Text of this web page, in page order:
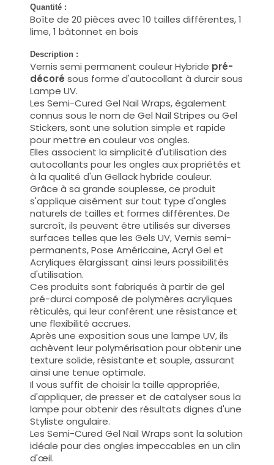
Quantité :
Boîte de 20 pièces avec 10 tailles différentes, 1
lime, 1 bâtonnet en bois
Description :
Vernis semi permanent couleur Hybride pré-
décoré sous forme d'autocollant à durcir sous
Lampe UV.
Les Semi-Cured Gel Nail Wraps, également
connus sous le nom de Gel Nail Stripes ou Gel
Stickers, sont une solution simple et rapide
pour mettre en couleur vos ongles.
Elles associent la simplicité d'utilisation des
autocollants pour les ongles aux propriétés et
à la qualité d'un Gellack hybride couleur.
Grâce à sa grande souplesse, ce produit
s'applique aisément sur tout type d'ongles
naturels de tailles et formes différentes. De
surcroît, ils peuvent être utilisés sur diverses
surfaces telles que lesGels UV, Vernis semi-
permanents, Pose Américaine, Acryl Gel et
Acryliquesélargissant ainsi leurs possibilités
d'utilisation.
Ces produits sont fabriqués à partir de gel
pré-durci composé de polymères acryliques
réticulés, qui leur confèrent une résistance et
une flexibilité accrues.
Après une exposition sous une lampe UV, ils
achèvent leur polymérisation pour obtenir une
texture solide, résistante et souple, assurant
ainsi une tenue optimale.
Il vous suffit de choisir la taille appropriée,
d'appliquer, de presser et de catalyser sous la
lampe pour obtenir des résultats dignes d'une
Styliste ongulaire.
Les Semi-Cured Gel Nail Wraps sont la solution
idéale pour des ongles impeccables en un clin
d'œil.